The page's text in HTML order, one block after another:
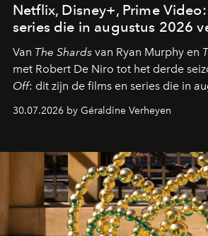
Netflix, Disney+, Prime
series die in augustus 2026
Van The Shards van Ryan Murphy en
met Robert De Niro tot het derde
Off: dit zijn de films en series die in
streamingplatformen verschijnen.
30.07.2026 by Géraldine Verheyen